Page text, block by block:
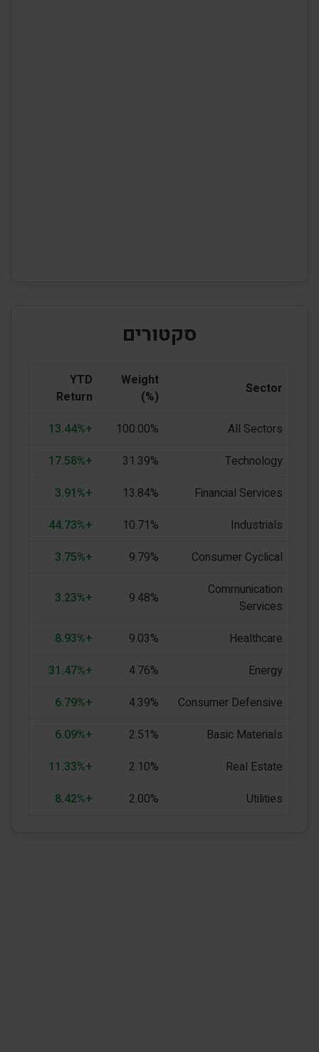
סקטורים
Sector
Weight
(%)
YTD
Return
All Sectors
100.00%
+13.44%
Technology
31.39%
+17.58%
Financial Services
13.84%
+3.91%
Industrials
10.71%
+44.73%
Consumer Cyclical
9.79%
+3.75%
Communication
Services
9.48%
+3.23%
Healthcare
9.03%
+8.93%
Energy
4.76%
+31.47%
Consumer Defensive
4.39%
+6.79%
Basic Materials
2.51%
+6.09%
Real Estate
2.10%
+11.33%
Utilities
2.00%
+8.42%